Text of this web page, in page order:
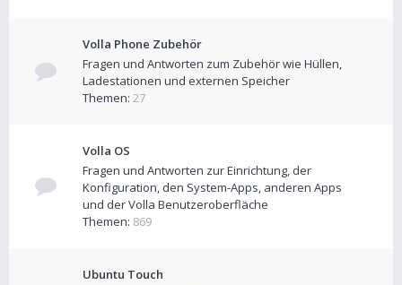
Volla Phone Zubehör
Fragen und Antworten zum Zubehör wie Hüllen,
Ladestationen und externen Speicher
Themen: 27
Volla OS
Fragen und Antworten zur Einrichtung, der
Konfiguration, den System-Apps, anderen Apps
und der Volla Benutzeroberfläche
Themen: 869
Ubuntu Touch